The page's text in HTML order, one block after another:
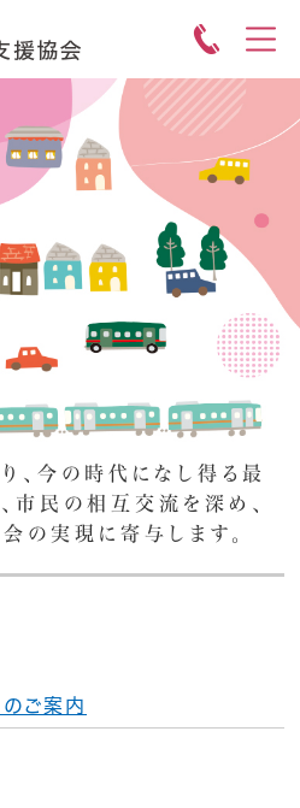
、今の時代になし得る最
市民の相互交流を深め、
の実現に寄与します。
のご案内